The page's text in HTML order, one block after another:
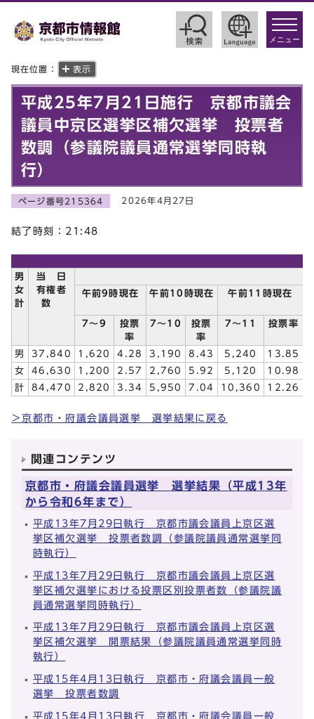
toggle
メニュー
現在位置： 表示
平成25年7月21日施行 京都市議会
議員中京区選挙区補欠選挙 投票者
数調（参議院議員通常選挙同時執
行）
ページ番号215364 2026年4月27日
結了時刻：21:48
男
女
計
当 日
有権者
数
午前9時現在 午前10時現在 午前11時現在
7～9
投票
率
7～10
投票
率
7～11 投票率
男 37,840 1,620 4.28 3,190 8.43 5,240 13.85
女
46,630 1,200 2.57 2,760 5.92 5,120 10.98
計
84,470 2,820 3.34 5,950 7.04 10,360 12.26
＞京都市・府議会議員選挙 選挙結果に戻る
関連コンテンツ
京都市・府議会議員選挙 選挙結果（平成13年
から令和6年まで）
平成13年7月29日執行 京都市議会議員上京区選
挙区補欠選挙 投票者数調（参議院議員通常選挙同
時執行）
平成13年7月29日執行 京都市議会議員上京区選
挙区補欠選挙における投票区別投票者数（参議院議
員通常選挙同時執行）
平成13年7月29日執行 京都市議会議員上京区選
挙区補欠選挙 開票結果（参議院議員通常選挙同時
執行）
平成15年4月13日執行 京都市・府議会議員一般
選挙 投票者数調
平成15年4月13日執行 京都市・府議会議員一般